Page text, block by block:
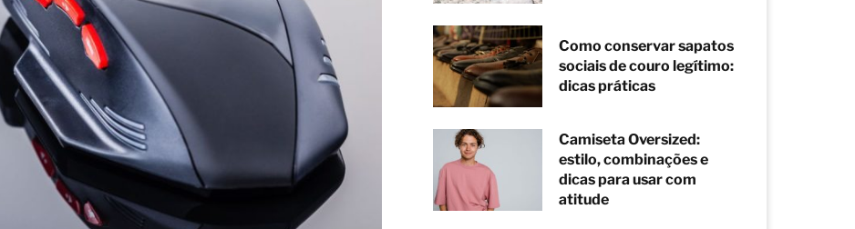
Como conservar sapatos
sociais de couro legítimo:
dicas práticas
Camiseta Oversized:
estilo, combinações e
dicas para usar com
atitude